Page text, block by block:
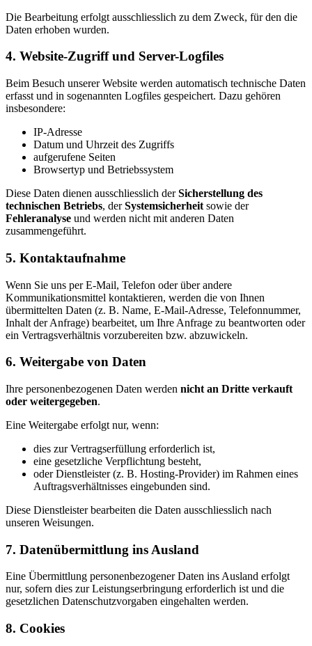
Die Bearbeitung erfolgt ausschliesslich zu dem Zweck, für den die
Daten erhoben wurden.
4. Website-Zugriff und Server-Logfiles
Beim Besuch unserer Website werden automatisch technische Daten
erfasst und in sogenannten Logfiles gespeichert. Dazu gehören
insbesondere:
IP-Adresse
Datum und Uhrzeit des Zugriffs
aufgerufene Seiten
Browsertyp und Betriebssystem
Diese Daten dienen ausschliesslich derSicherstellung des
technischen Betriebs, derSystemsicherheit sowie der
Fehleranalyse und werden nicht mit anderen Daten
zusammengeführt.
5. Kontaktaufnahme
Wenn Sie uns per E-Mail, Telefon oder über andere
Kommunikationsmittel kontaktieren, werden die von Ihnen
übermittelten Daten (z. B. Name, E-Mail-Adresse, Telefonnummer,
Inhalt der Anfrage) bearbeitet, um Ihre Anfrage zu beantworten oder
ein Vertragsverhältnis vorzubereiten bzw. abzuwickeln.
6. Weitergabe von Daten
Ihre personenbezogenen Daten werden nicht an Dritte verkauft
oder weitergegeben.
Eine Weitergabe erfolgt nur, wenn:
dies zur Vertragserfüllung erforderlich ist,
eine gesetzliche Verpflichtung besteht,
oder Dienstleister (z. B. Hosting-Provider) im Rahmen eines
Auftragsverhältnisses eingebunden sind.
Diese Dienstleister bearbeiten die Daten ausschliesslich nach
unseren Weisungen.
7. Datenübermittlung ins Ausland
Eine Übermittlung personenbezogener Daten ins Ausland erfolgt
nur, sofern dies zur Leistungserbringung erforderlich ist und die
gesetzlichen Datenschutzvorgaben eingehalten werden.
8. Cookies